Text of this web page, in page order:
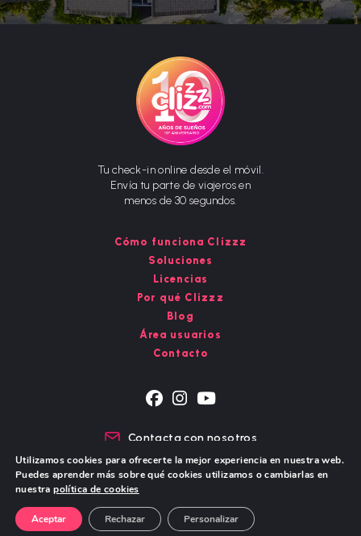
Tu check-in online desde el móvil.
Envía tu parte de viajeros en
menos de 30 segundos.
Cómo funciona Clizzz
Soluciones
Licencias
Por qué Clizzz
Blog
Área usuarios
Contacto
abre
una
nueva
una
nueva
una
nueva
Contacta con nosotros
Chat de WhatsApp
Aviso Legal – Política de Privacidad Política de cookies
Utilizamos cookies para ofrecerte la mejor experiencia en nuestra web.
Puedes aprender más sobre qué cookies utilizamos o cambiarlas en
nuestrapolítica de cookies
Aceptar Rechazar Personalizar